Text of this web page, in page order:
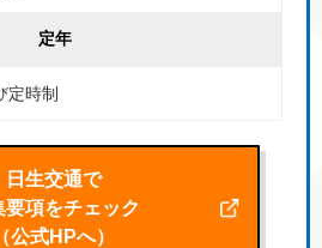
定年
定時制
日生交通で
要項をチェック
（公式HPへ）